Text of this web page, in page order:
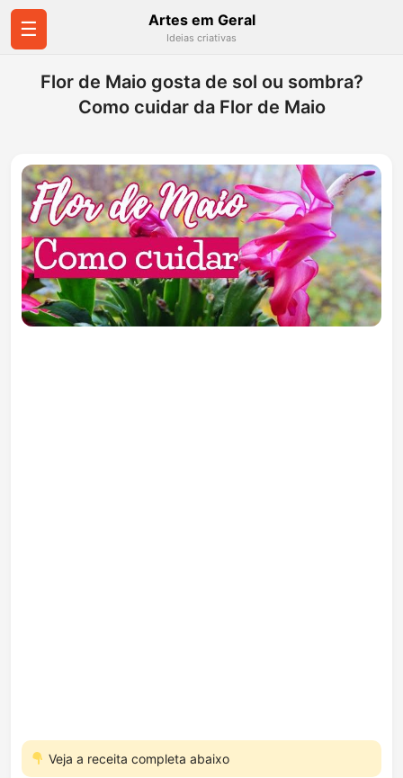
☰ Artes em Geral
Ideias criativas
Flor de Maio gosta de sol ou sombra?
Como cuidar da Flor de Maio
Veja a receita completa abaixo